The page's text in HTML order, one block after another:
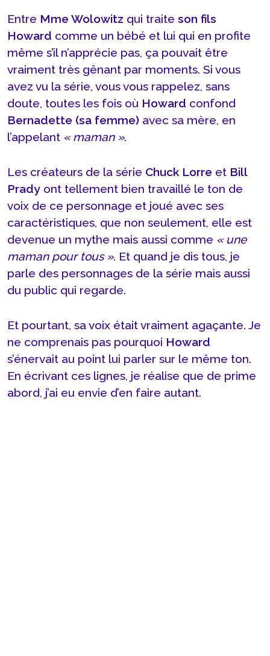
Entre Mme Wolowitz qui traite son fils
Howard comme un bébé et lui qui en profite
même s’il n’apprécie pas, ça pouvait être
vraiment très gênant par moments. Si vous
avez vu la série, vous vous rappelez, sans
doute, toutes les fois où Howard confond
Bernadette (sa femme) avec sa mère, en
l’appelant « maman ».
Les créateurs de la série Chuck Lorre et Bill
Prady ont tellement bien travaillé le ton de
voix de ce personnage et joué avec ses
caractéristiques, que non seulement, elle est
devenue un mythe mais aussi comme « une
maman pour tous ». Et quand je dis tous, je
parle des personnages de la série mais aussi
du public qui regarde.
Et pourtant, sa voix était vraiment agaçante. Je
ne comprenais pas pourquoi Howard
s’énervait au point lui parler sur le même ton.
En écrivant ces lignes, je réalise que de prime
abord, j’ai eu envie d’en faire autant.